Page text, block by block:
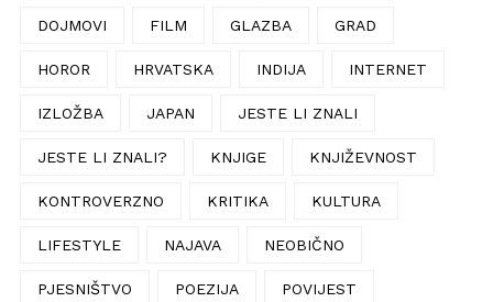
DOJMOVI FILM GLAZBA GRAD
HOROR HRVATSKA INDIJA INTERNET
IZLOŽBA JAPAN JESTE LI ZNALI
JESTE LI ZNALI? KNJIGE KNJIŽEVNOST
KONTROVERZNO KRITIKA KULTURA
LIFESTYLE NAJAVA NEOBIČNO
PJESNIŠTVO POEZIJA POVIJEST